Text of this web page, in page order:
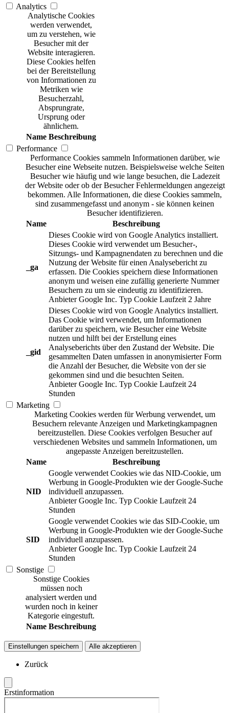
Analytics
Analytische Cookies
werden verwendet,
um zu verstehen, wie
Besucher mit der
Website interagieren.
Diese Cookies helfen
bei der Bereitstellung
von Informationen zu
Metriken wie
Besucherzahl,
Absprungrate,
Ursprung oder
ähnlichem.
Name Beschreibung
Performance
Performance Cookies sammeln Informationen darüber, wie
Besucher eine Webseite nutzen. Beispielsweise welche Seiten
Besucher wie häufig und wie lange besuchen, die Ladezeit
der Website oder ob der Besucher Fehlermeldungen angezeigt
bekommen. Alle Informationen, die diese Cookies sammeln,
sind zusammengefasst und anonym - sie können keinen
Besucher identifizieren.
Name
Beschreibung
_ga
Dieses Cookie wird von Google Analytics installiert.
Dieses Cookie wird verwendet um Besucher-,
Sitzungs- und Kampagnendaten zu berechnen und die
Nutzung der Website für einen Analysebericht zu
erfassen. Die Cookies speichern diese Informationen
anonym und weisen eine zufällig generierte Nummer
Besuchern zu um sie eindeutig zu identifizieren.
Anbieter Google Inc. Typ Cookie Laufzeit 2 Jahre
_gid
Dieses Cookie wird von Google Analytics installiert.
Das Cookie wird verwendet, um Informationen
darüber zu speichern, wie Besucher eine Website
nutzen und hilft bei der Erstellung eines
Analyseberichts über den Zustand der Website. Die
gesammelten Daten umfassen in anonymisierter Form
die Anzahl der Besucher, die Website von der sie
gekommen sind und die besuchten Seiten.
Anbieter Google Inc. Typ Cookie Laufzeit 24
Stunden
Marketing
Marketing Cookies werden für Werbung verwendet, um
Besuchern relevante Anzeigen und Marketingkampagnen
bereitzustellen. Diese Cookies verfolgen Besucher auf
verschiedenen Websites und sammeln Informationen, um
angepasste Anzeigen bereitzustellen.
Name
Beschreibung
NID
Google verwendet Cookies wie das NID-Cookie, um
Werbung in Google-Produkten wie der Google-Suche
individuell anzupassen.
Anbieter Google Inc. Typ Cookie Laufzeit 24
Stunden
SID
Google verwendet Cookies wie das SID-Cookie, um
Werbung in Google-Produkten wie der Google-Suche
individuell anzupassen.
Anbieter Google Inc. Typ Cookie Laufzeit 24
Stunden
Sonstige
Sonstige Cookies
müssen noch
analysiert werden und
wurden noch in keiner
Kategorie eingestuft.
Name Beschreibung
Einstellungen speichern Alle akzeptieren
Zurück
Erstinformation